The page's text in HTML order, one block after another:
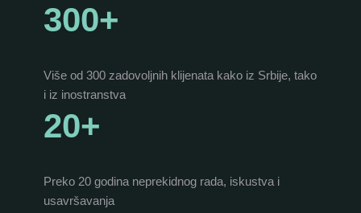
300+
Više od 300 zadovoljnih klijenata kako iz Srbije, tako
i iz inostranstva
20+
Preko 20 godina neprekidnog rada, iskustva i
usavršavanja